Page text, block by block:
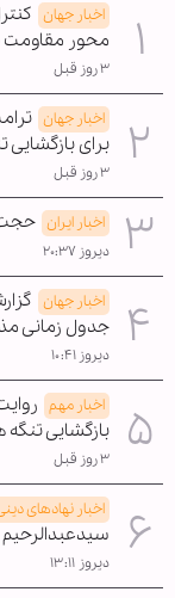
اخبار جهان
محور مقاومت
۳ روز قبل
اخبار جهان
برای
۳ روز قبل
اخبار ایران حجت
دیروز ۲۰:۳۷
اخبار جهان
جدول زمانی
دیروز ۱۰:۴۱
اخبار مهم
بازگشایی تنگه
۳ روز قبل
اخبار نهادهای
دیروز ۱۳:۱۱